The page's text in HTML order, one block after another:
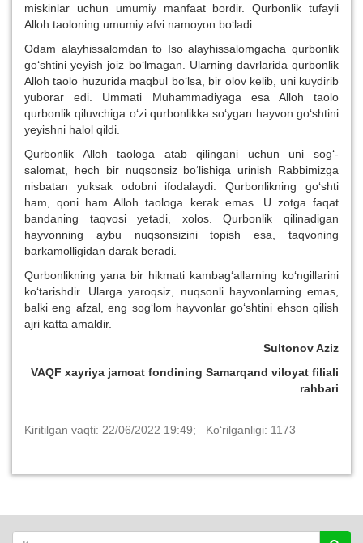
miskinlar uchun umumiy manfaat bordir. Qurbonlik tufayli
Alloh taoloning umumiy afvi namoyon bo‘ladi.
Odam alayhissalomdan to Iso alayhissalomgacha qurbonlik
go‘shtini yeyish joiz bo‘lmagan. Ularning davrlarida qurbonlik
Alloh taolo huzurida maqbul bo‘lsa, bir olov kelib, uni kuydirib
yuborar edi. Ummati Muhammadiyaga esa Alloh taolo
qurbonlik qiluvchiga o‘zi qurbonlikka so‘ygan hayvon go‘shtini
yeyishni halol qildi.
Qurbonlik Alloh taologa atab qilingani uchun uni sog‘-
salomat, hech bir nuqsonsiz bo‘lishiga urinish Rabbimizga
nisbatan yuksak odobni ifodalaydi. Qurbonlikning go‘shti
ham, qoni ham Alloh taologa kerak emas. U zotga faqat
bandaning taqvosi yetadi, xolos. Qurbonlik qilinadigan
hayvonning aybu nuqsonsizini topish esa, taqvoning
barkamolligidan darak beradi.
Qurbonlikning yana bir hikmati kambag‘allarning ko‘ngillarini
ko‘tarishdir. Ularga yaroqsiz, nuqsonli hayvonlarning emas,
balki eng afzal, eng sog‘lom hayvonlar go‘shtini ehson qilish
ajri katta amaldir.
Sultonov Aziz
VAQF xayriya jamoat fondining Samarqand viloyat filiali
rahbari
Kiritilgan vaqti: 22/06/2022 19:49; Ko‘rilganligi: 1173